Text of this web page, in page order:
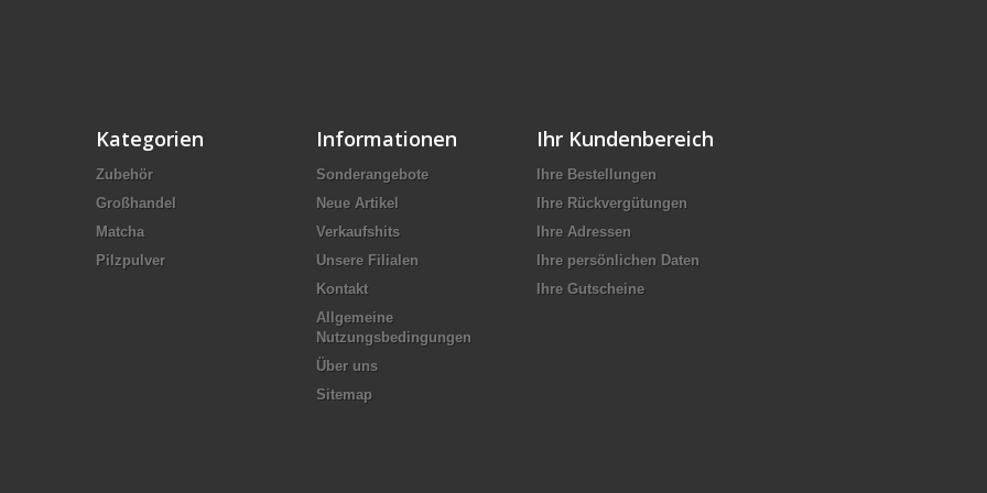
Kategorien
Zubehör
Großhandel
Matcha
Pilzpulver
Informationen
Sonderangebote
Neue Artikel
Verkaufshits
Unsere Filialen
Kontakt
Allgemeine
Nutzungsbedingungen
Über uns
Sitemap
Ihr Kundenbereich
Ihre Bestellungen
Ihre Rückvergütungen
Ihre Adressen
Ihre persönlichen Daten
Ihre Gutscheine